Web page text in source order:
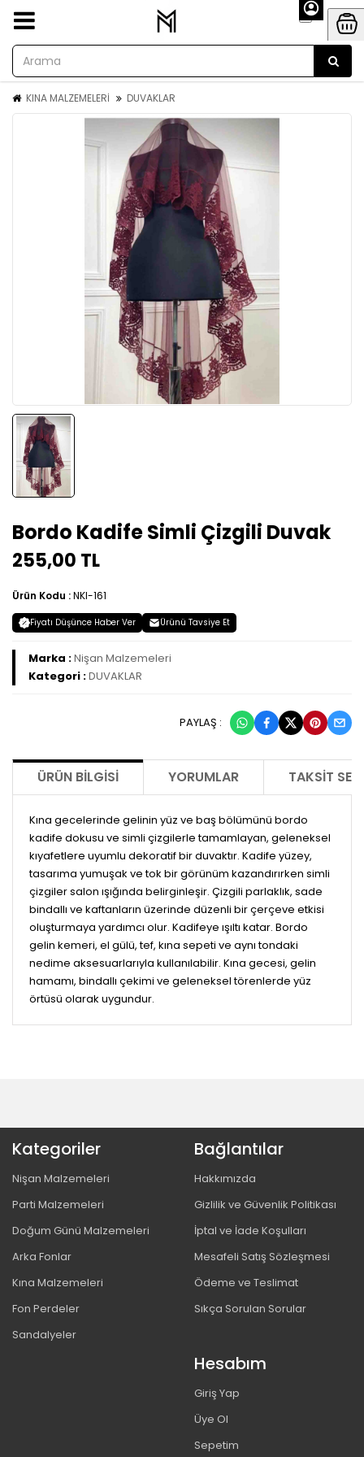
KINA MALZEMELERİ DUVAKLAR
Bordo Kadife Simli Çizgili Duvak
255,00 TL
Ürün Kodu :NKI-161
Fiyatı Düşünce Haber Ver Ürünü Tavsiye Et
Marka :Nişan Malzemeleri
Kategori :DUVAKLAR
PAYLAŞ :
ÜRÜN BILGISI YORUMLAR TAKSIT
Kına gecelerinde gelinin yüz ve baş bölümünü bordo
kadife dokusu ve simli çizgilerle tamamlayan, geleneksel
kıyafetlere uyumlu dekoratif bir duvaktır. Kadife yüzey,
tasarıma yumuşak ve tok bir görünüm kazandırırken simli
çizgiler salon ışığında belirginleşir. Çizgili parlaklık, sade
bindallı ve kaftanların üzerinde düzenli bir çerçeve etkisi
oluşturmaya yardımcı olur. Kadifeye ışıltı katar. Bordo
gelin kemeri, el gülü, tef, kına sepeti ve aynı tondaki
nedime aksesuarlarıyla kullanılabilir. Kına gecesi, gelin
hamamı, bindallı çekimi ve geleneksel törenlerde yüz
örtüsü olarak uygundur.
Kategoriler
Nişan Malzemeleri
Parti Malzemeleri
Doğum Günü Malzemeleri
Arka Fonlar
Kına Malzemeleri
Fon Perdeler
Sandalyeler
Bağlantılar
Hakkımızda
Gizlilik ve Güvenlik Politikası
İptal ve İade Koşulları
Mesafeli Satış Sözleşmesi
Ödeme ve Teslimat
Sıkça Sorulan Sorular
Hesabım
Giriş Yap
Üye Ol
Sepetim